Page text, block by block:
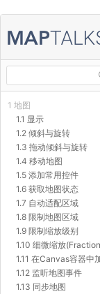
1 地图
1.1 显示
1.2 倾斜与旋转
1.3 拖动倾斜与旋转
1.4 移动地图
1.5 添加常用控件
1.6 获取地图状态
1.7 自动适配区域
1.8 限制地图区域
1.9 限制缩放级别
1.10 细微缩放
1.11 在Canvas容器中
1.12 监听地图事件
1.13 同步地图